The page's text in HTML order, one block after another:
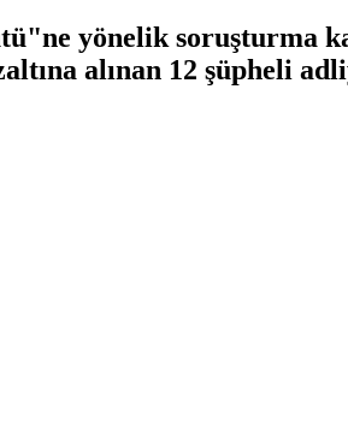
yönelik soruşturma
alınan 12 şüpheli